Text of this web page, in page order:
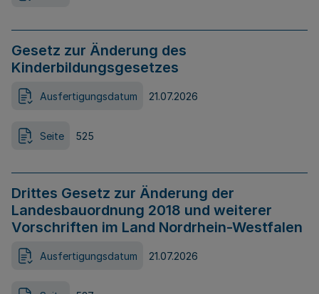
Gesetz zur Änderung des
Kinderbildungsgesetzes
Ausfertigungsdatum 21.07.2026
Seite 525
Drittes Gesetz zur Änderung der
Landesbauordnung 2018 und weiterer
Vorschriften im Land Nordrhein-Westfalen
Ausfertigungsdatum 21.07.2026